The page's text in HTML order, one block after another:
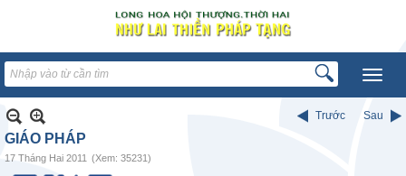
Trước Sau
GIÁO PHÁP
17 Tháng Hai 2011 (Xem: 35231)